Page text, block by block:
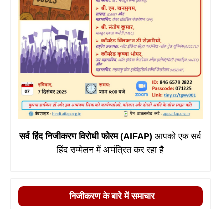
सर्व हिंद निजीकरण विरोधी फोरम (AIFAP)आपको एक सर्व
हिंद सम्मेलन में आमंत्रित कर रहा है
निजीकरण के बारे में समाचार